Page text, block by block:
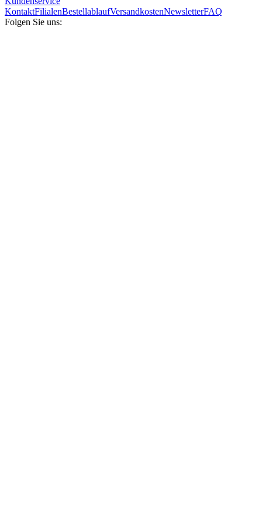
KontaktFilialenBestellablaufVersandkostenNewsletterFAQ
Folgen Sie uns: